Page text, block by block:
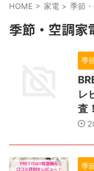
HOME > 家電 > 季節
季節・空調家
季
レ
査！
季